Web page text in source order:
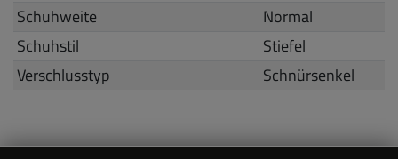
Schuhweite
Normal
Schuhstil
Stiefel
Verschlusstyp
Schnürsenkel